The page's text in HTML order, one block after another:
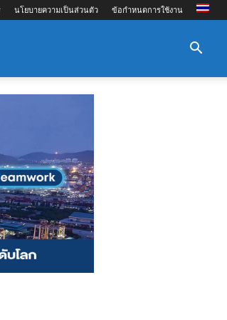
นโยบายความเป็นส่วนตัว ข้อกำหนดการใช้งาน